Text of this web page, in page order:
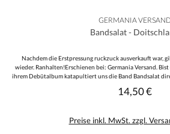
GERMANIA
Bandsalat -
Nachdem die Erstpressung ruckzuck ausverkauft war,
wieder. Ranhalten!Erschienen bei: Germania Versand.
ihrem Debütalbum katapultiert uns die Band Bandsalat
Einheitsbrei. Dieses Album ist eine
Die Musik fungiert hier als Zeitmaschine, es ist der
Regulärer
14,50 €
Preise inkl. MwSt. zzgl.